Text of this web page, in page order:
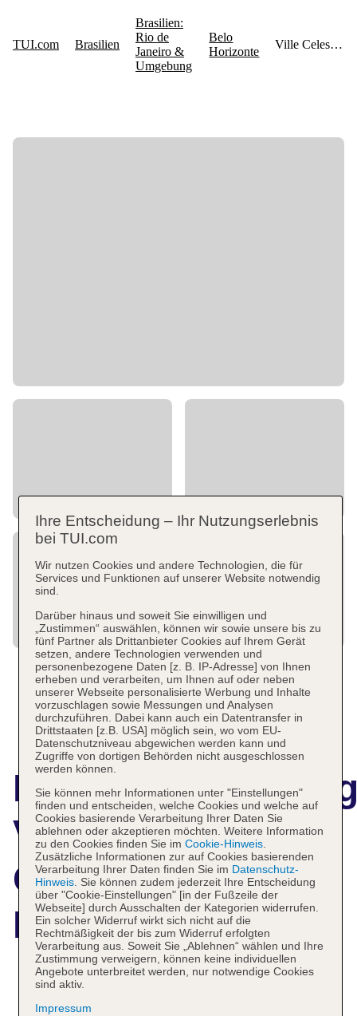
Ville Celestine
Condo Hotel &
Eventos
Das bietet Ihre Unterkunft
Ihre Entscheidung – Ihr Nutzungserlebnis
bei TUI.com
Wir nutzen Cookies und andere Technologien, die für
Services und Funktionen auf unserer Website notwendig
sind.
Darüber hinaus und soweit Sie einwilligen und
„Zustimmen“ auswählen, können wir sowie unsere bis zu
fünf Partner als Drittanbieter Cookies auf Ihrem Gerät
setzen, andere Technologien verwenden und
personenbezogene Daten [z. B. IP-Adresse] von Ihnen
erheben und verarbeiten, um Ihnen auf oder neben
unserer Webseite personalisierte Werbung und Inhalte
vorzuschlagen sowie Messungen und Analysen
durchzuführen. Dabei kann auch ein Datentransfer in
Drittstaaten [z.B. USA] möglich sein, wo vom EU-
Datenschutzniveau abgewichen werden kann und
Zugriffe von dortigen Behörden nicht ausgeschlossen
werden können.
Sie können mehr Informationen unter "Einstellungen"
finden und entscheiden, welche Cookies und welche auf
Cookies basierende Verarbeitung Ihrer Daten Sie
ablehnen oder akzeptieren möchten. Weitere Information
zu den Cookies finden Sie im Cookie-Hinweis.
Zusätzliche Informationen zur auf Cookies basierenden
Verarbeitung Ihrer Daten finden Sie im Datenschutz-
Hinweis. Sie können zudem jederzeit Ihre Entscheidung
über "Cookie-Einstellungen" [in der Fußzeile der
Webseite] durch Ausschalten der Kategorien widerrufen.
Ein solcher Widerruf wirkt sich nicht auf die
Rechtmäßigkeit der bis zum Widerruf erfolgten
Verarbeitung aus. Soweit Sie „Ablehnen“ wählen und Ihre
Zustimmung verweigern, können keine individuellen
Angebote unterbreitet werden, nur notwendige Cookies
sind aktiv.
Impressum